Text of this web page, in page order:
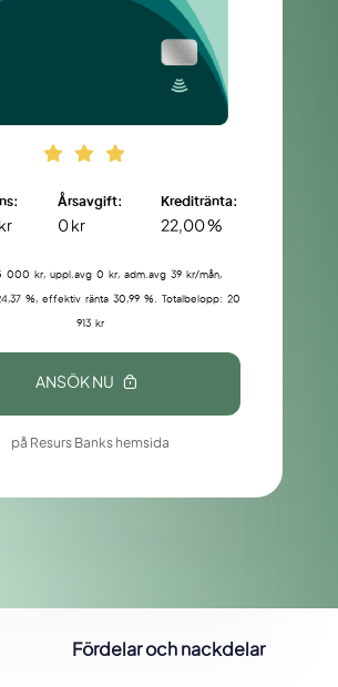
Årsavgift:
0 kr
Kreditränta:
22,00 %
000 kr, uppl.avg 0 kr, adm.avg 39 kr/mån,
%, effektiv ränta 30,99 %. Totalbelopp: 20
913 kr
ANSÖK NU
på Resurs Banks hemsida
Fördelar och nackdelar